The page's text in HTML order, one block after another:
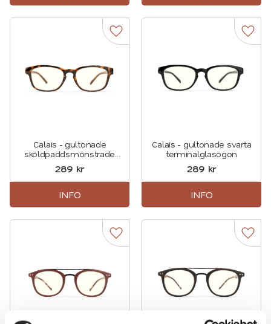
Calais - gultonade
sköldpaddsmönstrade
terminalglasögon
289 kr
Lägg till i favoriter
INFO
Calais - gultonade svarta
terminalglasögon
289 kr
INFO
Lägg till i favoriter